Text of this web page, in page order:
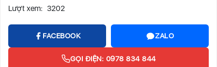
Lượt xem: 3202
FACEBOOK ZALO
GỌI ĐIỆN: 0978 834 844